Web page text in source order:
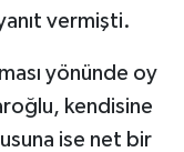
vermişti.
yönünde oy
kendisine
ise net bir